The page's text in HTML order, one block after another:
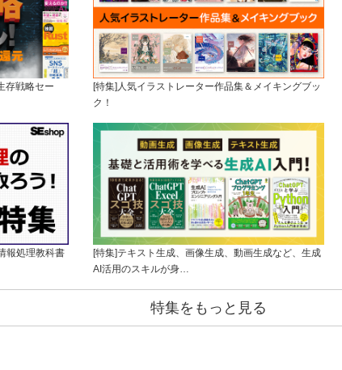
存戦略セー
[特集]人気イラストレーター作品集＆メイキングブッ
ク！
報処理教科書
[特集]テキスト生成、画像生成、動画生成など、生成
AI活用のスキルが身…
特集をもっと見る